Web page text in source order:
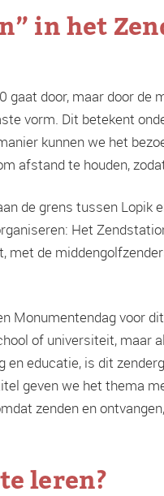
in het
gaat door, maar door de
vorm. Dit betekent
kunnen we het
afstand te houden,
de grens tussen Lopik
Het
met de
Monumentendag voor
of universiteit, maar
educatie, is dit
geven we het thema
zenden en
leren?